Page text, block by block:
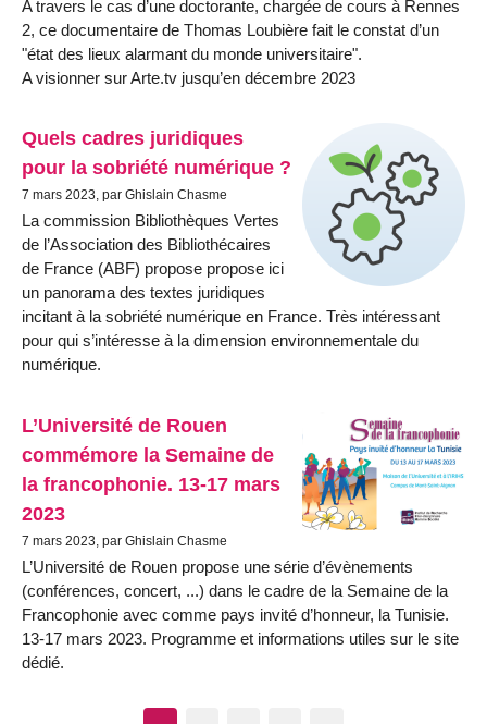
A travers le cas d’une doctorante, chargée de cours à Rennes
2, ce documentaire de Thomas Loubière fait le constat d’un
"état des lieux alarmant du monde universitaire".
A visionner sur Arte.tv jusqu’en décembre 2023
Quels cadres juridiques
pour la sobriété numérique ?
7 mars 2023, par Ghislain Chasme
La commission Bibliothèques Vertes
de l’Association des Bibliothécaires
de France (ABF) propose propose ici
un panorama des textes juridiques
incitant à la sobriété numérique en France. Très intéressant
pour qui s’intéresse à la dimension environnementale du
numérique.
L’Université de Rouen
commémore la Semaine de
la francophonie. 13-17 mars
2023
7 mars 2023, par Ghislain Chasme
L’Université de Rouen propose une série d’évènements
(conférences, concert, ...) dans le cadre de la Semaine de la
Francophonie avec comme pays invité d’honneur, la Tunisie.
13-17 mars 2023. Programme et informations utiles sur le site
dédié.